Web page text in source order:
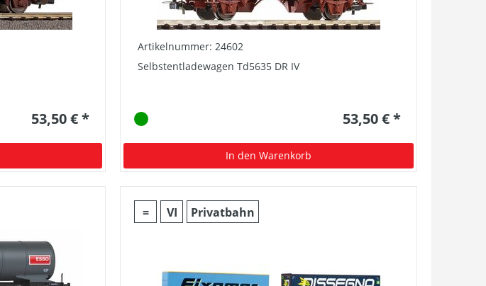
53,50 € *
Artikelnummer: 24602
Selbstentladewagen Td5635 DR IV
53,50 € *
In den Warenkorb
= VI Privatbahn